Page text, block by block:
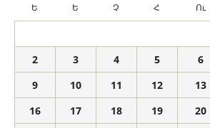
Ե Ե Չ Հ Ու
2
3 4 5 6
9
10 11 12 13
16
17 18 19 20